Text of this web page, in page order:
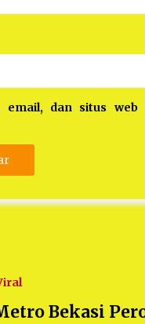
email, dan situs
Bekasi